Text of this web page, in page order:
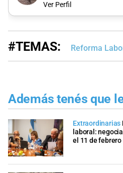
Ver Perfil
#TEMAS: Reforma
Además tenés que
Extraordinarias
laboral:
el 11 de febrero